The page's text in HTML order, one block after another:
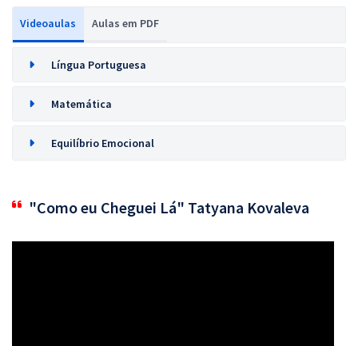
Videoaulas Aulas em PDF
Língua Portuguesa
Matemática
Equilíbrio Emocional
"Como eu Cheguei Lá" Tatyana Kovaleva